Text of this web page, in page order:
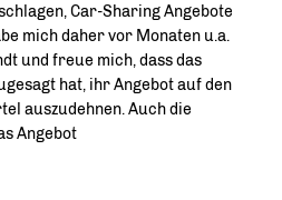
Car-Sharing Angebote
mich daher vor Monaten u.a.
und freue mich, dass das
hat, ihr Angebot auf den
auszudehnen. Auch die
Angebot